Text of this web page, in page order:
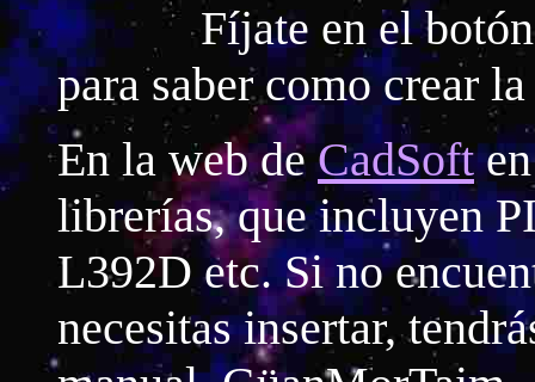
Fíjate en el botón
para saber como crear
En la web deCadSoften
librerías, que incluyen
L392D etc. Si no
necesitas insertar,